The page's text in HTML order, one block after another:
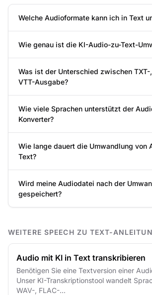
Welche Audioformate kann ich in Text
Wie genau ist die KI-Audio-zu-Text-
Was ist der Unterschied zwischen TXT-
VTT-Ausgabe?
Wie viele Sprachen unterstützt der
Konverter?
Wie lange dauert die Umwandlung von
Text?
Wird meine Audiodatei nach der
gespeichert?
WEITERE SPEECH ZU TEXT-
Audio mit KI in Text transkribieren
Benötigen Sie eine Textversion einer
Unser KI-Transkriptionstool wandelt
WAV-, FLAC-...